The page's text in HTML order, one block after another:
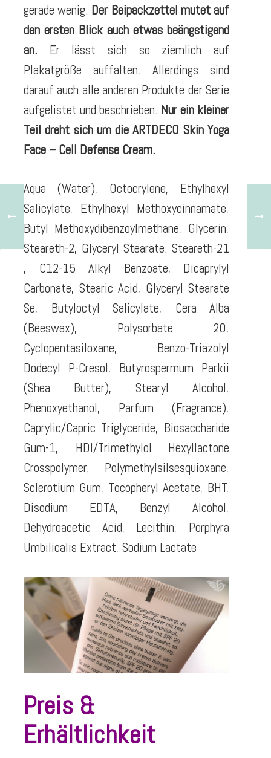
gerade wenig. Der Beipackzettel mutet auf
den ersten Blick auch etwas beängstigend
an. Er lässt sich so ziemlich auf
Plakatgröße auffalten. Allerdings sind
darauf auch alle anderen Produkte der Serie
aufgelistet und beschrieben. Nur ein kleiner
Teil dreht sich um die ARTDECO Skin Yoga
Face – Cell Defense Cream.
Aqua (Water), Octocrylene, Ethylhexyl
Salicylate, Ethylhexyl Methoxycinnamate,
Butyl Methoxydibenzoylmethane, Glycerin,
Steareth-2, Glyceryl Stearate. Steareth-21
, C12-15 Alkyl Benzoate, Dicaprylyl
Carbonate, Stearic Acid, Glyceryl Stearate
Se, Butyloctyl Salicylate, Cera Alba
(Beeswax), Polysorbate 20,
Cyclopentasiloxane, Benzo-Triazolyl
Dodecyl P-Cresol, Butyrospermum Parkii
(Shea Butter), Stearyl Alcohol,
Phenoxyethanol, Parfum (Fragrance),
Caprylic/Capric Triglyceride, Biosaccharide
Gum-1, HDI/Trimethylol Hexyllactone
Crosspolymer, Polymethylsilsesquioxane,
Sclerotium Gum, Tocopheryl Acetate, BHT,
Disodium EDTA, Benzyl Alcohol,
Dehydroacetic Acid, Lecithin, Porphyra
Umbilicalis Extract, Sodium Lactate
Preis &
Erhältlichkeit